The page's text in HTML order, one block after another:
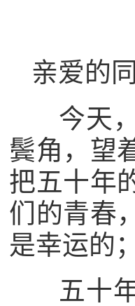
亲爱的
今天
鬓角，望
把五十年
们的青春
是幸运的
五十